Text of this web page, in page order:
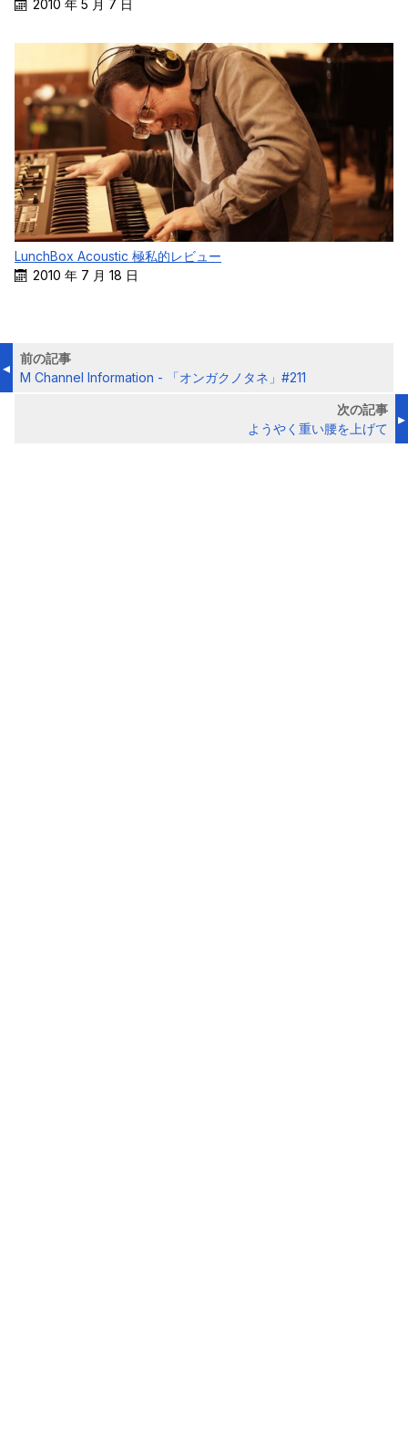
2010 年 5 月 7 日
LunchBox Acoustic 極私的レビュー
2010 年 7 月 18 日
前の記事
M Channel Information - 「オンガクノタネ」#211
次の記事
ようやく重い腰を上げて